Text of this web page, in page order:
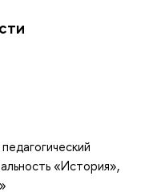
«История»,